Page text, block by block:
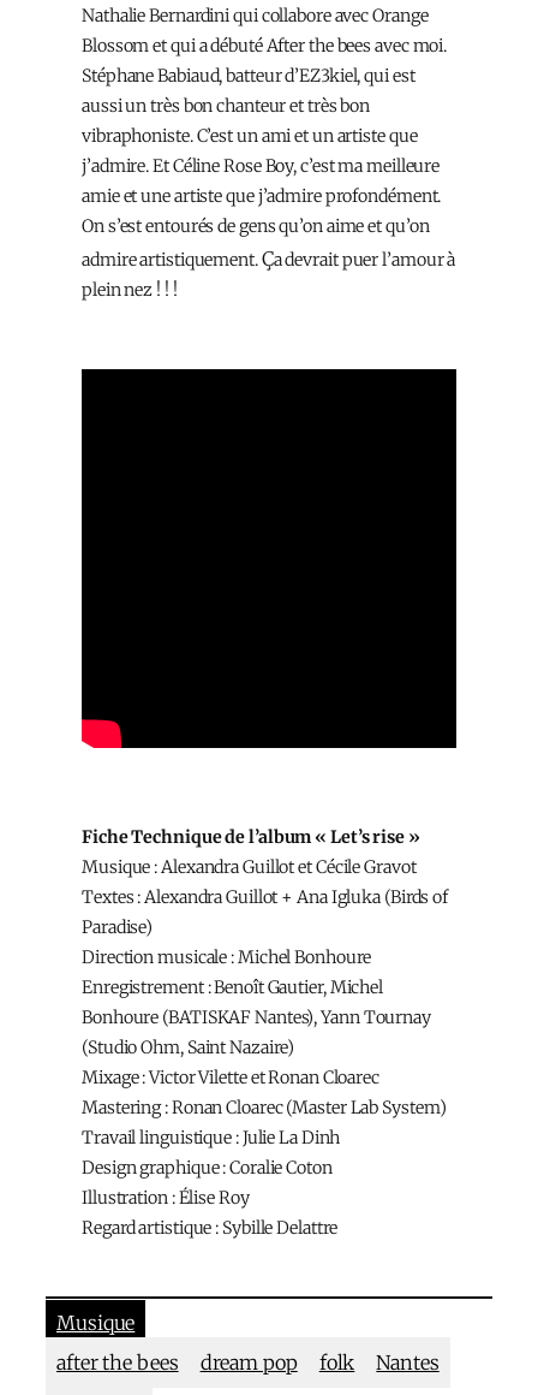
Nathalie Bernardini qui collabore avec Orange
Blossom et qui a débuté After the bees avec moi.
Stéphane Babiaud, batteur d’EZ3kiel, qui est
aussi un très bon chanteur et très bon
vibraphoniste. C’est un ami et un artiste que
j’admire. Et Céline Rose Boy, c’est ma meilleure
amie et une artiste que j’admire profondément.
On s’est entourés de gens qu’on aime et qu’on
admire artistiquement.Ça devrait puer l’amour à
plein nez ! ! !
Fiche Technique de l’album « Let’s rise »
Musique : Alexandra Guillot et Cécile Gravot
Textes : Alexandra Guillot + Ana Igluka (Birds of
Paradise)
Direction musicale : Michel Bonhoure
Enregistrement : Benoît Gautier, Michel
Bonhoure (BATISKAF Nantes), Yann Tournay
(Studio Ohm, Saint Nazaire)
Mixage : Victor Vilette et Ronan Cloarec
Mastering : Ronan Cloarec (Master Lab System)
Travail linguistique : Julie La Dinh
Design graphique : Coralie Coton
Illustration : Élise Roy
Regard artistique : Sybille Delattre
Musique
after the bees
dream pop folk Nantes